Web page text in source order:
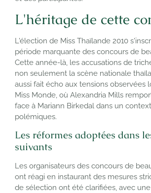
L'héritage de cette
L'élection de Miss Thaïlande 2010
période marquante des concours de
Cette année-là, les accusations de
non seulement la scène nationale
aussi fait écho aux tensions observées
Miss Monde, où Alexandria Mills
face à Mariann Birkedal dans un
polémiques.
Les réformes adoptées dans
suivants
Les organisateurs des concours de
ont réagi en instaurant des mesures
de sélection ont été clarifiées, avec